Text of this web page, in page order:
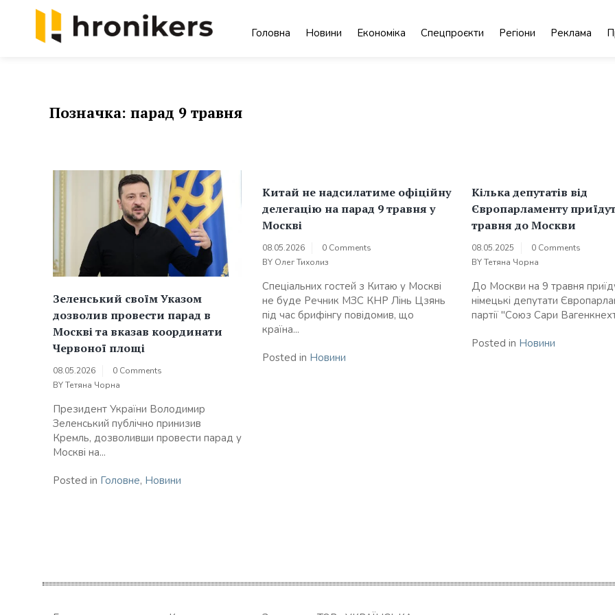
Головна Новини Економіка Спецпроєкти Регіони Реклама
Позначка: парад 9 травня
Зеленський своїм Указом
дозволив провести парад в
Москві та вказав координати
Червоної площі
08.05.2026
0 Comments
BYТетяна Чорна
Президент України Володимир
Зеленський публічно принизив
Кремль, дозволивши провести парад у
Москві на...
Posted in Головне, Новини
Китай не надсилатиме офіційну
делегацію на парад 9 травня у
Москві
08.05.2026
0 Comments
BY Олег Тихолиз
Спеціальних гостей з Китаю у Москві
не буде Речник МЗС КНР Лінь Цзянь
під час брифінгу повідомив, що
країна...
Posted in Новини
Кілька депутатів від
Європарламенту
травня до Москви
08.05.2025
0 Comments
BYТетяна Чорна
До Москви на 9 травня
німецькі депутати
партії "Союз Сари
Posted in Новини